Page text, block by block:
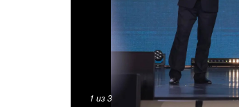
1 из 3